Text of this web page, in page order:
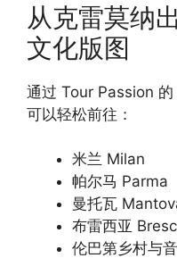
从克雷莫纳
文化版图
通过 Tour Passion
可以轻松前往：
米兰 Milan
帕尔马 Parma
曼托瓦
布雷西亚
伦巴第乡村与